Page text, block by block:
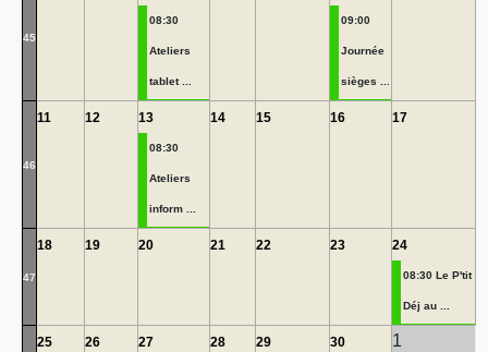
45
08:30
Ateliers
tablet ...
09:00
Journée
sièges ...
46
11 12 13
08:30
Ateliers
inform ...
14 15 16 17
47
18 19 20 21 22 23 24
08:30 Le P'tit
Déj au ...
25 26 27 28 29 30 1